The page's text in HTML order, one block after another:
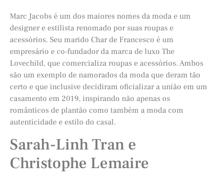
Marc Jacobs é um dos maiores nomes da moda e um
designer e estilista renomado por suas roupas e
acessórios. Seu marido Char de Francesco é um
empresário e co-fundador da marca de luxo The
Lovechild, que comercializa roupas e acessórios. Ambos
são um exemplo de namorados da moda que deram tão
certo e que inclusive decidiram oficializar a união em um
casamento em 2019, inspirando não apenas os
românticos de plantão como também a moda com
autenticidade e estilo do casal.
Sarah-Linh Tran e
Christophe Lemaire